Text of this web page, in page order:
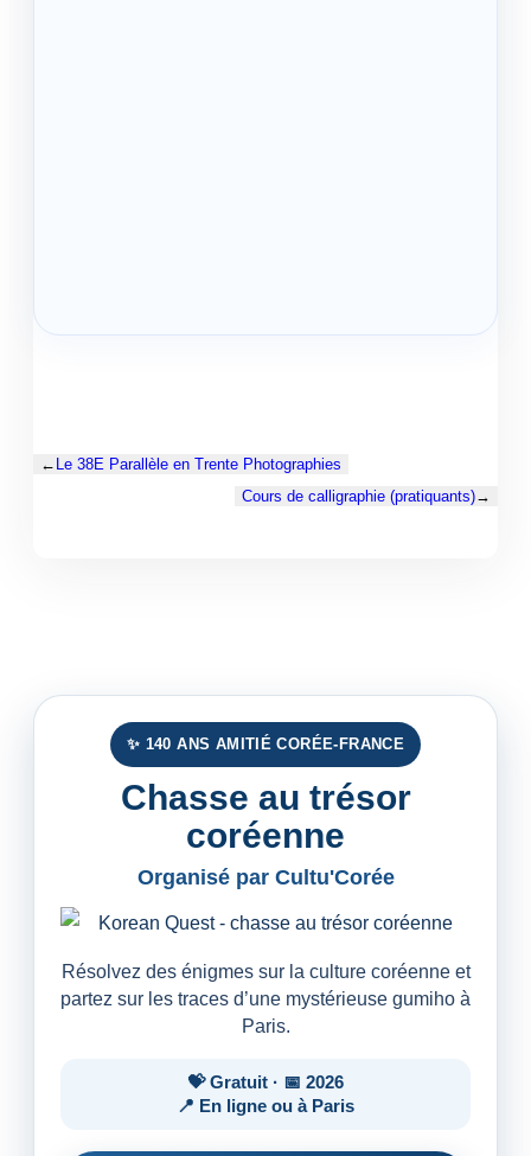
← Le 38E Parallèle en Trente Photographies
Cours de calligraphie (pratiquants)→
✨ 140 ANS AMITIÉ CORÉE-FRANCE
Chasse au trésor
coréenne
Organisé par Cultu'Corée
Résolvez des énigmes sur la culture coréenne et
partez sur les traces d’une mystérieuse gumiho à
Paris.
💝 Gratuit · 📅 2026
📍 En ligne ou à Paris